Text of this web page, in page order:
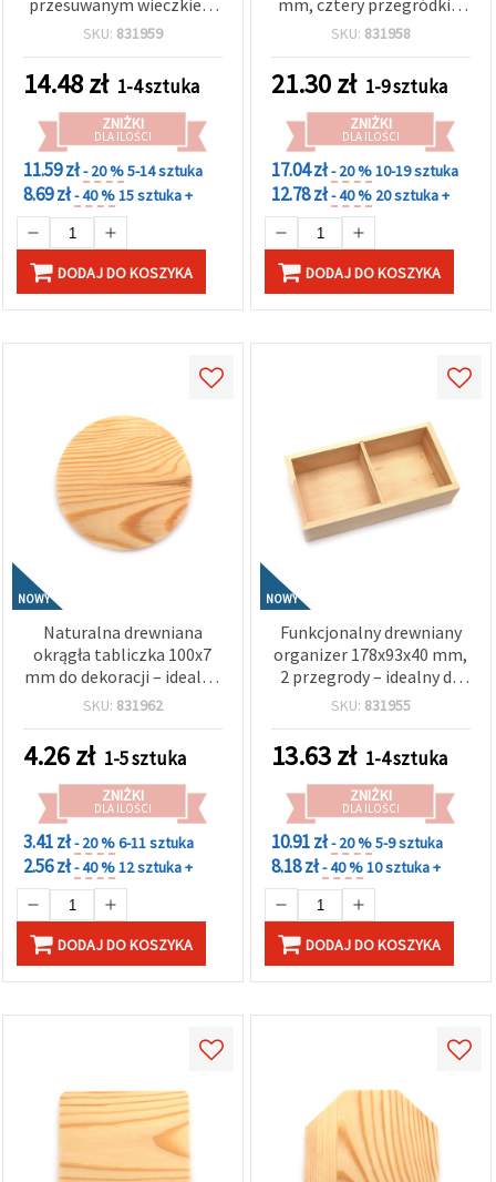
przesuwanym wieczkiem
– do przechowywania,
DIY/decoupage
SKU: 831959
14.48zł 1-4 sztuka
ZNIŻKI
DLA ILOŚCI
11.59 zł- 20 %5-14 sztuka
8.69 zł- 40 %15 sztuka +
DODAJ DO KOSZYKA
mm, cztery przegródki –
idealny do
organizacji biurka i
akcesoriów do rękodzieła
SKU: 831958
21.30zł 1-9 sztuka
ZNIŻKI
DLA ILOŚCI
17.04 zł- 20 %10-19 sztuka
12.78 zł- 40 % 20 sztuka +
DODAJ DO KOSZYKA
NOWY
Naturalna drewniana
okrągła tabliczka 100x7
mm do dekoracji – idealna
do malowania, decoupage
SKU: 831962
4.26zł 1-5 sztuka
ZNIŻKI
DLA ILOŚCI
3.41 zł- 20 %6-11 sztuka
2.56 zł- 40 %12 sztuka +
DODAJ DO KOSZYKA
NOWY
Funkcjonalny drewniany
organizer 178x93x40 mm,
2 przegrody – idealny do
przechowywania,
akcesoriów do rękodzieła
DIY
SKU: 831955
13.63zł 1-4 sztuka
ZNIŻKI
DLA ILOŚCI
10.91 zł- 20 %5-9 sztuka
8.18 zł- 40 %10 sztuka +
DODAJ DO KOSZYKA